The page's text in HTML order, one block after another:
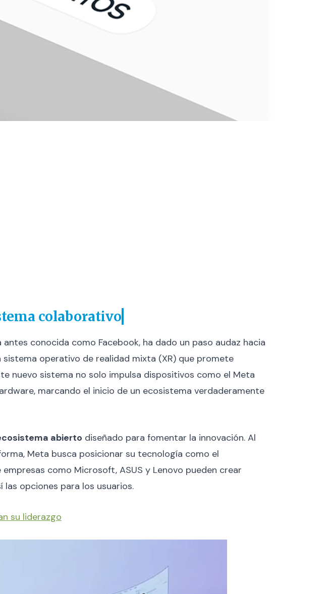
colaborativo
conocida como Facebook, ha dado un paso audaz hacia
sistema operativo de realidad mixta (XR) que promete
nuevo sistema no solo impulsa dispositivos como el Meta
marcando el inicio de un ecosistema verdaderamente
abierto diseñado para fomentar la innovación. Al
Meta busca posicionar su tecnología como el
como Microsoft, ASUS y Lenovo pueden crear
opciones para los usuarios.
su liderazgo